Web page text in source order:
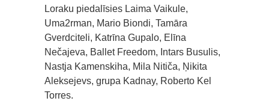
Loraku piedalīsies Laima Vaikule,
Uma2rman, Mario Biondi, Tamāra
Gverdciteli, Katrīna Gupalo, Elīna
Nečajeva, Ballet Freedom, Intars Busulis,
Nastja Kamenskiha, Mila Nitiča, Ņikita
Aleksejevs, grupa Kadnay, Roberto Kel
Torres.